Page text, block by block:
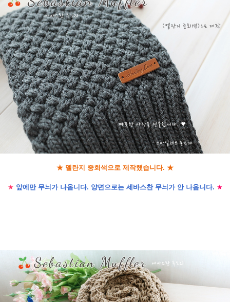
★ 멜란지 중회색으로 제작했습니다. ★
★ 앞에만 무늬가 나옵니다. 양면으로는 세바스찬 무늬가 안 나옵니다. ★